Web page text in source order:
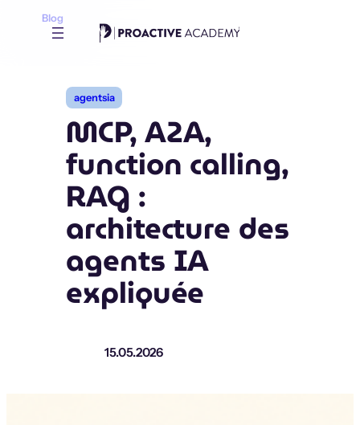
Blog
agentsia
MCP, A2A,
function calling,
RAG :
architecture des
agents IA
expliquée
15.05.2026